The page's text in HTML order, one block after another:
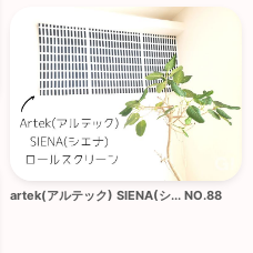
artek(アルテック) SIENA(シ... NO.88